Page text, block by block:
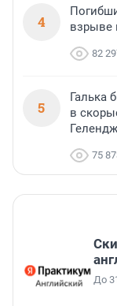
4
взрыве
82
5
Галька
в
75
До